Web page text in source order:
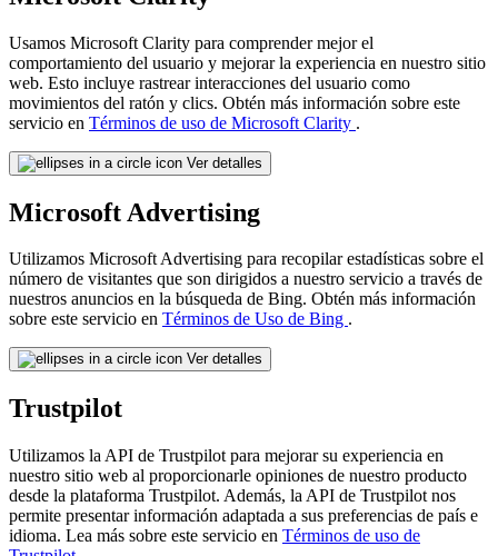
Usamos Microsoft Clarity para comprender mejor el
comportamiento del usuario y mejorar la experiencia en nuestro sitio
web. Esto incluye rastrear interacciones del usuario como
movimientos del ratón y clics. Obtén más información sobre este
servicio en Términos de uso de Microsoft Clarity .
Ver detalles
Microsoft Advertising
Utilizamos Microsoft Advertising para recopilar estadísticas sobre el
número de visitantes que son dirigidos a nuestro servicio a través de
nuestros anuncios en la búsqueda de Bing. Obtén más información
sobre este servicio en Términos de Uso de Bing .
Ver detalles
Trustpilot
Utilizamos la API de Trustpilot para mejorar su experiencia en
nuestro sitio web al proporcionarle opiniones de nuestro producto
desde la plataforma Trustpilot. Además, la API de Trustpilot nos
permite presentar información adaptada a sus preferencias de país e
idioma. Lea más sobre este servicio en Términos de uso de